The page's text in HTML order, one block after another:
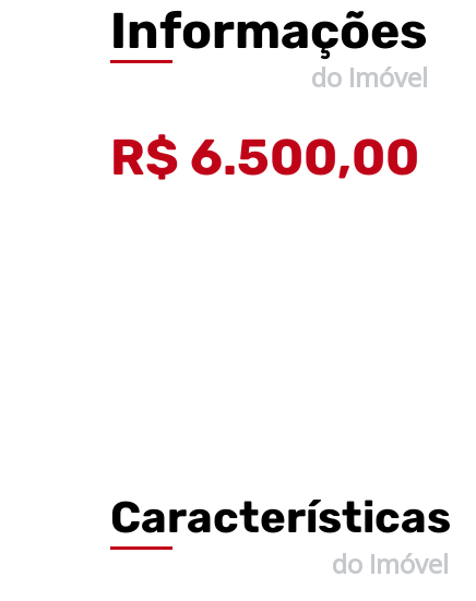
Informações
do Imóvel
R$ 6.500,00
Características
do Imóvel